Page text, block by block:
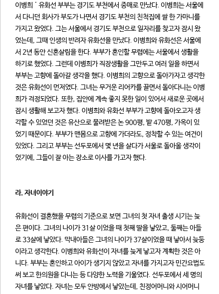
이병희˙유화선 부부는 경기도 부천에서 중매로 만났다. 이병희는 서울에
서 다니던 회사가 부도가 나면서 경기도 부천의 친척집에 쌀 한 가마니를
가지고 왔었다. 그는 서울에서 경기도 부천으로 일자리를 찾고자 잠시 왔
었는데, 그때 인생의 반려자 유화선을 만났다. 이병희와 유화선은 서울에
서 2년 동안 신혼살림을 한다. 부부가 혼인할 무렵에는 서울에서 생활을
하기로 했었다. 그런데 이병희가 직장생활을 그만두고 여러 일을 하면서
부부는 고향에 돌아갈 생각을 했다. 이병희의 고향으로 돌아가자고 생각한
것은 유화선이 먼저였다. 그녀는 무거운 리어카를 끌면서 돌아다니는 이병
희가 걱정되었다. 또한, 집안에 계속 좋지 못한 일이 있어서 새로운 곳에서
잠시 생활해 보고자 했다. 이병희와 유화선 부부가 고향에 돌아오고자 생
각할 수 있었던 것은 유산으로 물려받은 논 900평, 밭 470평, 가옥이 있
었기 때문이다. 부부가 맨몸으로 고향에 가더라도, 정착할 수 있는 여건이
있었다. 그리고 부부는 선두포에서 몇 년을 살다가 서울로 돌아올 생각이
었기에, 그들이 잘 아는 장소로 이사를 가고자 했다.
라. 자녀이야기
유화선이 결혼했을 무렵의 기준으로 보면 그녀의 첫 자녀 출생 시기는 늦
은 편이다. 그녀의 나이가 31살 이었을 때 첫째 딸을 낳았고, 둘째는 아들
로 33살에 낳았다. 막내아들은 그녀의 나이가 37살이었을 때 낳아서 늦둥
이라고 생각한다. 이병희와 유화선이 자녀를 늦게 낳고자 계획한 것은 아
니다. 부부는 혼인하고 아이가 생기지 않았고 자녀를 가지고자 민간요법도
써 보고 한의원을 다니는 등 다양한 노력을 기울였다. 선두포에서 세 명의
자녀를 낳았다. 자녀는 모두 안방에서 낳았는데, 친정어머니와 시어머니